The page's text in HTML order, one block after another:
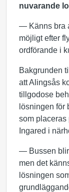
nuvarande
— Känns bra
möjligt efter
ordförande i
Bakgrunden
att Alingsås
tillgodose
lösningen för
som placeras
Ingared i
— Bussen blir
men det
lösningen